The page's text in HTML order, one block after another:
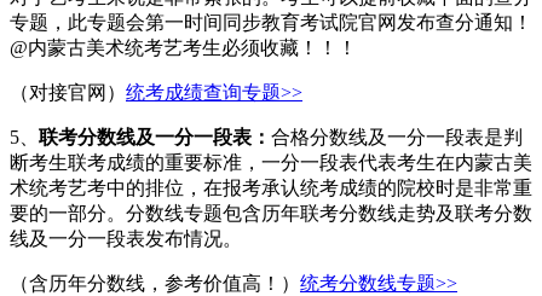
专题，此专题会第一时间同步教育考试院官网发布查分通知！
@内蒙古美术统考艺考生必须收藏！！！
（对接官网） 统考成绩查询专题>>
5、 联考分数线及一分一段表： 合格分数线及一分一段表是判
断考生联考成绩的重要标准，一分一段表代表考生在内蒙古美
术统考艺考中的排位，在报考承认统考成绩的院校时是非常重
要的一部分。分数线专题包含历年联考分数线走势及联考分数
线及一分一段表发布情况。
（含历年分数线，参考价值高！） 统考分数线专题>>